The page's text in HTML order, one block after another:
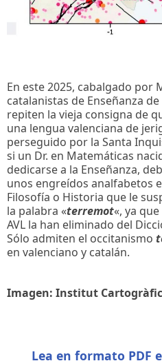
En este 2025, cabalgado por
catalanistas de Enseñanza
repiten la vieja consigna de
una lengua valenciana de
perseguido por la Santa
si un Dr. en Matemáticas
dedicarse a la Enseñanza,
unos engreídos analfabetos
Filosofía o Historia que le
la palabra «terremot«, ya
AVL la han eliminado del
Sólo admiten el occitanismo
en valenciano y catalán.
Imagen: Institut
Lea en formato PDF